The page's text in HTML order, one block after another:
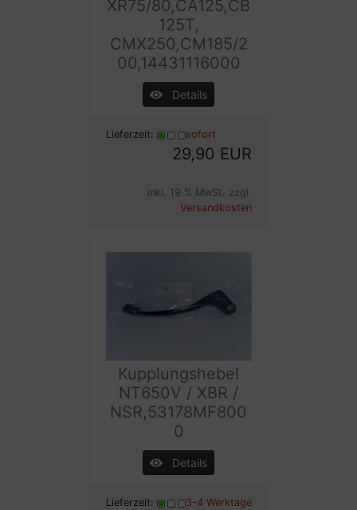
XR75/80,CA125,CB
125T,
CMX250,CM185/2
00,14431116000
Details
Lieferzeit: sofort
29,90 EUR
inkl. 19 % MwSt. zzgl.
Versandkosten
Kupplungshebel
NT650V / XBR /
NSR,53178MF800
0
Details
Lieferzeit: 3-4 Werktage